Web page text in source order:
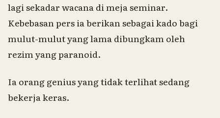
lagi sekadar wacana di meja seminar.
Kebebasan pers ia berikan sebagai kado bagi
mulut-mulut yang lama dibungkam oleh
rezim yang paranoid.
Ia orang genius yang tidak terlihat sedang
bekerja keras.